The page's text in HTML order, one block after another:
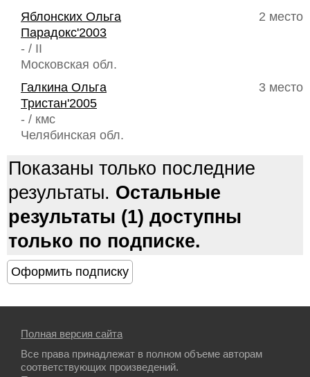
2 место
Яблонских Ольга
Парадокс'2003
- / II
Московская обл.
3 место
Галкина Ольга
Тристан'2005
- / кмс
Челябинская обл.
Показаны только последние
результаты. Остальные
результаты (1) доступны
только по подписке.
Полная версия сайта
Все права принадлежат в полном объеме авторам
соответствующих произведений.